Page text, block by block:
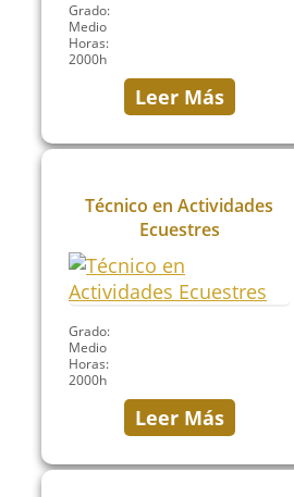
Grado:
Medio
Horas:
2000h
Leer Más
Técnico en Actividades
Ecuestres
Grado:
Medio
Horas:
2000h
Leer Más